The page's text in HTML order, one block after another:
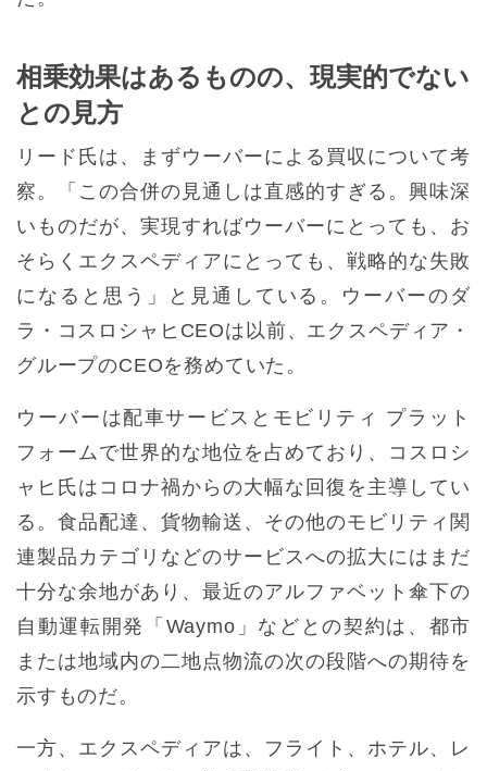
相乗効果はあるものの、現実的でない
との見方
リード氏は、まずウーバーによる買収について考
察。「この合併の見通しは直感的すぎる。興味深
いものだが、実現すればウーバーにとっても、お
そらくエクスペディアにとっても、戦略的な失敗
になると思う」と見通している。ウーバーのダ
ラ・コスロシャヒCEOは以前、エクスペディア・
グループのCEOを務めていた。
ウーバーは配車サービスとモビリティ プラット
フォームで世界的な地位を占めており、コスロシ
ャヒ氏はコロナ禍からの大幅な回復を主導してい
る。食品配達、貨物輸送、その他のモビリティ関
連製品カテゴリなどのサービスへの拡大にはまだ
十分な余地があり、最近のアルファベット傘下の
自動運転開発「Waymo」などとの契約は、都市
または地域内の二地点物流の次の段階への期待を
示すものだ。
一方、エクスペディアは、フライト、ホテル、レ